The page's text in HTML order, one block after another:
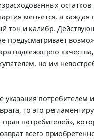
остатков
меняется, а каждая
тон и калибр.
предусматривает
надлежащего качества,
но им
указания потребителем
то это
потребителей»,
всего